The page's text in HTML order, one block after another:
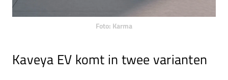
Foto: Karma
Kaveya EV komt in twee varianten